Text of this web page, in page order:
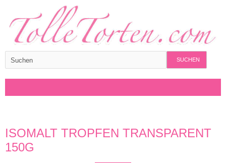
SUCHEN
ISOMALT TROPFEN TRANSPARENT
150G